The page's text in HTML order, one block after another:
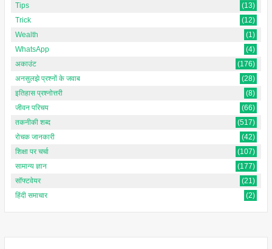
Tips
(13)
Trick
(12)
Wealth
(1)
WhatsApp
(4)
अकाउंट
(176)
अनसुलझे प्रश्नों के जवाब
(28)
इतिहास प्रश्नोत्तरी
(8)
जीवन परिचय
(66)
तकनीकी शब्द
(517)
रोचक जानकारी
(42)
शिक्षा पर चर्चा
(107)
सामान्य ज्ञान
(177)
सॉफ्टवेयर
(21)
हिंदी समाचार
(2)